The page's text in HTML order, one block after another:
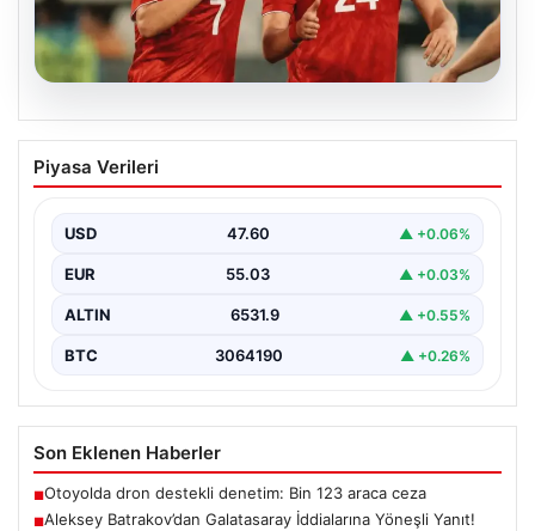
05.08.2026
Aleksey Batrakov’dan Galatasaray
İddialarına Yöneşli Yanıt!
genç futbolcu Aleksey Batrakov, adı Galatasaray ile…
Piyasa Verileri
USD 47.60 ▲ +0.06%
EUR 55.03 ▲ +0.03%
ALTIN 6531.9 ▲ +0.55%
BTC 3064190 ▲ +0.26%
Son Eklenen Haberler
■Otoyolda dron destekli denetim: Bin 123 araca ceza
■Aleksey Batrakov’dan Galatasaray İddialarına Yöneşli Yanıt!